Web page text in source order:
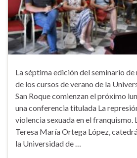
La séptima edición del seminario
de los cursos de verano de la
San Roque comienzan el próximo
una conferencia titulada La
violencia sexuada en el franquismo.
Teresa María Ortega López,
la Universidad de …